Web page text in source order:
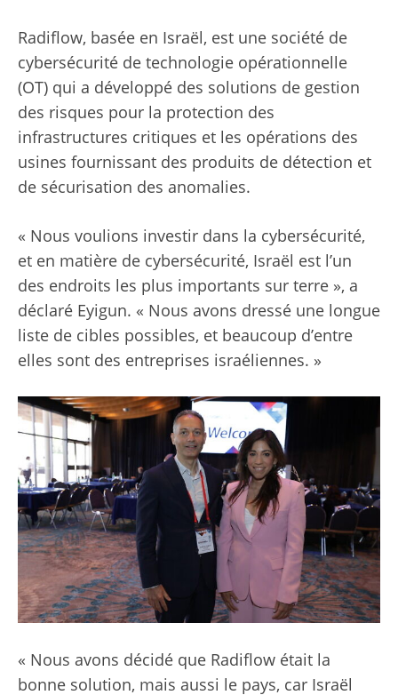
Radiflow, basée en Israël, est une société de
cybersécurité de technologie opérationnelle
(OT) qui a développé des solutions de gestion
des risques pour la protection des
infrastructures critiques et les opérations des
usines fournissant des produits de détection et
de sécurisation des anomalies.
« Nous voulions investir dans la cybersécurité,
et en matière de cybersécurité, Israël est l’un
des endroits les plus importants sur terre », a
déclaré Eyigun. « Nous avons dressé une longue
liste de cibles possibles, et beaucoup d’entre
elles sont des entreprises israéliennes. »
« Nous avons décidé que Radiflow était la
bonne solution, mais aussi le pays, car Israël